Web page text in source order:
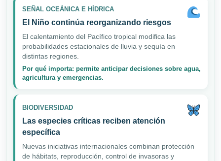
SEÑAL OCEÁNICA E HÍDRICA
El Niño continúa reorganizando riesgos
El calentamiento del Pacífico tropical modifica las
probabilidades estacionales de lluvia y sequía en
distintas regiones.
Por qué importa: permite anticipar decisiones sobre agua,
agricultura y emergencias.
BIODIVERSIDAD
Las especies críticas reciben atención
específica
Nuevas iniciativas internacionales combinan protección
de hábitats, reproducción, control de invasoras y